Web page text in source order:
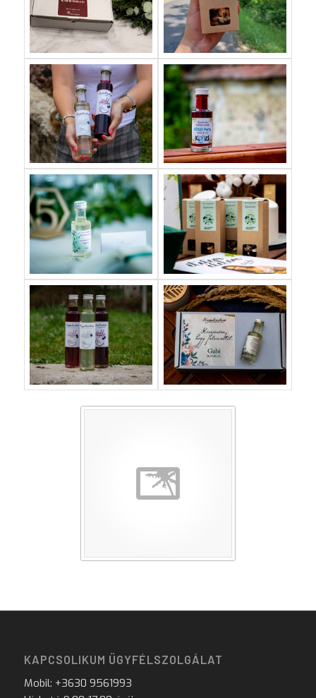
KAPCSOLIKUM ÜGYFÉLSZOLGÁLAT
Mobil: +3630 9561993